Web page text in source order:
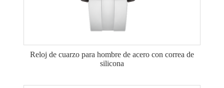
Reloj de cuarzo para hombre de acero con correa de
silicona